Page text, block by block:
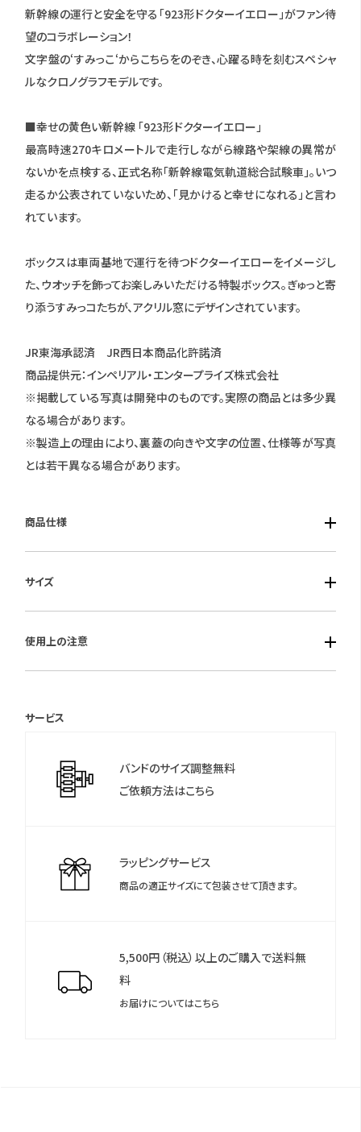
新幹線の運行と安全を守る「923形ドクターイエロー」がファン待
望のコラボレーション！
文字盤の‘すみっこ‘からこちらをのぞき、心躍る時を刻むスペシャ
ルなクロノグラフモデルです。
■幸せの黄色い新幹線 「923形ドクターイエロー」
最高時速270キロメートルで走行しながら線路や架線の異常が
ないかを点検する、正式名称「新幹線電気軌道総合試験車」。いつ
走るか公表されていないため、「見かけると幸せになれる」と言わ
れています。
ボックスは車両基地で運行を待つドクターイエローをイメージし
た、ウオッチを飾ってお楽しみいただける特製ボックス。ぎゅっと寄
り添うすみっコたちが、アクリル窓にデザインされています。
JR東海承認済 JR西日本商品化許諾済
商品提供元：インペリアル・エンタープライズ株式会社
※掲載している写真は開発中のものです。実際の商品とは多少異
なる場合があります。
※製造上の理由により、裏蓋の向きや文字の位置、仕様等が写真
とは若干異なる場合があります。
商品仕様
■風防素材：カーブハードレックス
■ベルト素材：ステンレススチール
©2025 San-X Co., Ltd. All Rights Reserved.
サイズ
使用上の注意
＊保証書について
サービス
バンドのサイズ調整無料
ご依頼方法はこちら
ラッピングサービス
商品の適正サイズにて包装させて頂きます。
5,500円（税込）以上のご購入で送料無
料
お届けについてはこちら